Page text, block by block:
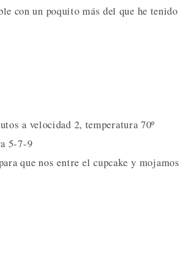
con un poquito más del que he tenido
a velocidad 2, temperatura 70º
5-7-9
que nos entre el cupcake y